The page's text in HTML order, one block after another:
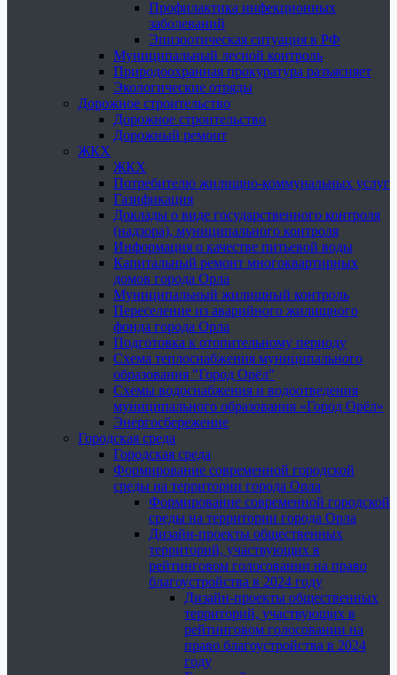
Профилактика инфекционных
заболеваний
Эпизоотическая ситуация в РФ
Муниципальный лесной контроль
Природоохранная прокуратура разъясняет
Экологические отряды
Дорожное строительство
Дорожное строительство
Дорожный ремонт
ЖКХ
ЖКХ
Потребителю жилищно-коммунальных услуг
Газификация
Доклады о виде государственного контроля
(надзора), муниципального контроля
Информация о качестве питьевой воды
Капитальный ремонт многоквартирных
домов города Орла
Муниципальный жилищный контроль
Переселение из аварийного жилищного
фонда города Орла
Подготовка к отопительному периоду
Схема теплоснабжения муниципального
образования "Город Орёл"
Схемы водоснабжения и водоотведения
муниципального образования «Город Орёл»
Энергосбережение
Городская среда
Городская среда
Формирование современной городской
среды на территории города Орла
Формирование современной городской
среды на территории города Орла
Дизайн-проекты общественных
территорий, участвующих в
рейтинговом голосовании на право
благоустройства в 2024 году
Дизайн-проекты общественных
территорий, участвующих в
рейтинговом голосовании на
право благоустройства в 2024
году